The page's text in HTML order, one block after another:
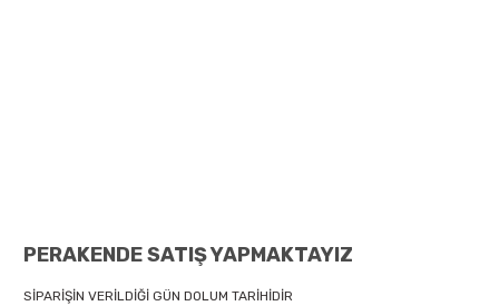
PERAKENDE SATIŞ YAPMAKTAYIZ
SİPARİŞİN VERİLDİĞİ GÜN DOLUM TARİHİDİR